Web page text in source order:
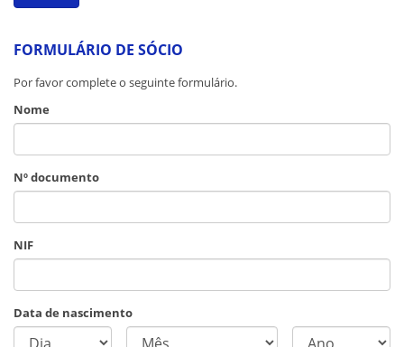
FORMULÁRIO DE SÓCIO
Por favor complete o seguinte formulário.
Nome
Nº documento
NIF
Data de nascimento